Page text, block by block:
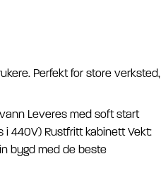
Perfekt for store verksted,
Leveres med soft start
i 440V) Rustfritt kabinett Vekt:
bygd med de beste